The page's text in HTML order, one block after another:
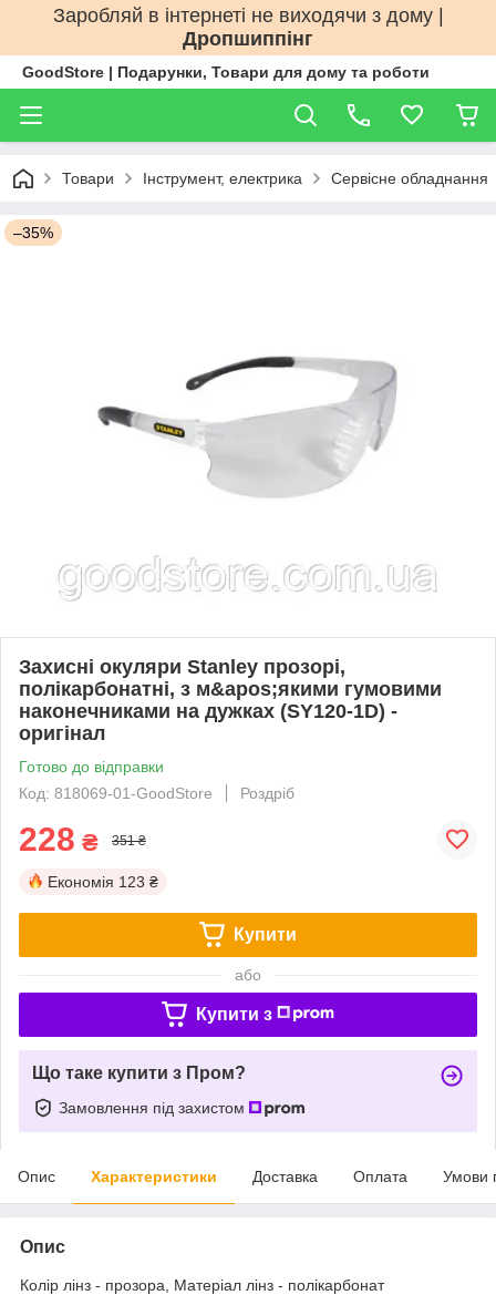
Заробляй в інтернеті не виходячи з дому |
Дропшиппінг
GoodStore | Подарунки, Товари для дому та роботи
Товари Інструмент, електрика Сервісне обладнання
–35%
Захисні окуляри Stanley прозорі,
полікарбонатні, з м&apos;якими гумовими
наконечниками на дужках (SY120-1D) -
оригінал
Готово до відправки
Код: 818069-01-GoodStore
Роздріб
228 ₴ 351 ₴
Економія 123 ₴
Купити
або
Купити з
Що таке купити з Пром?
Замовлення під захистом
Опис Характеристики Доставка Оплата Умови
Опис
Колір лінз - прозора, Матеріал лінз - полікарбонат